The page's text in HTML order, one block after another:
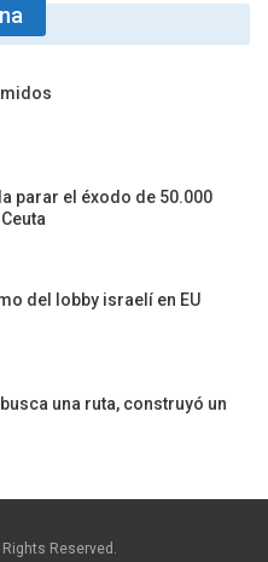
parar el éxodo de 50.000
del lobby israelí en EU
una ruta, construyó un
Reserved.